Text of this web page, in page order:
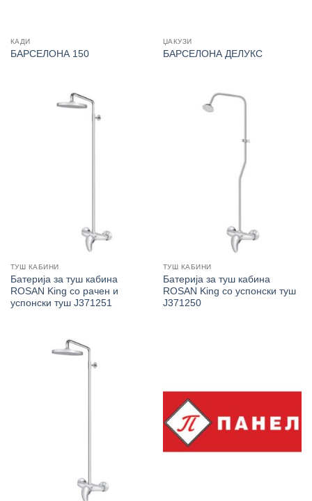
КАДИ
БАРСЕЛОНА 150
ЏАКУЗИ
БАРСЕЛОНА ДЕЛУКС
ТУШ КАБИНИ
Батерија за туш кабина
ROSAN King со рачен и
успонски туш J371251
ТУШ КАБИНИ
Батерија за туш кабина
ROSAN King со успонски туш
J371250